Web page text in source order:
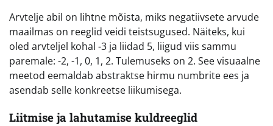
Arvtelje abil on lihtne mõista, miks negatiivsete arvude
maailmas on reeglid veidi teistsugused. Näiteks, kui
oled arvteljel kohal -3 ja liidad 5, liigud viis sammu
paremale: -2, -1, 0, 1, 2. Tulemuseks on 2. See visuaalne
meetod eemaldab abstraktse hirmu numbrite ees ja
asendab selle konkreetse liikumisega.
Liitmise ja lahutamise kuldreeglid